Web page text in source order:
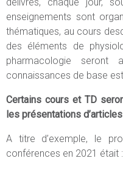
Fermer
enseignements sont
thématiques, au cours
des éléments de
pharmacologie
connaissances de base
Certains cours et TD
les présentations
A titre d’exemple, le
conférences en 2021 était :